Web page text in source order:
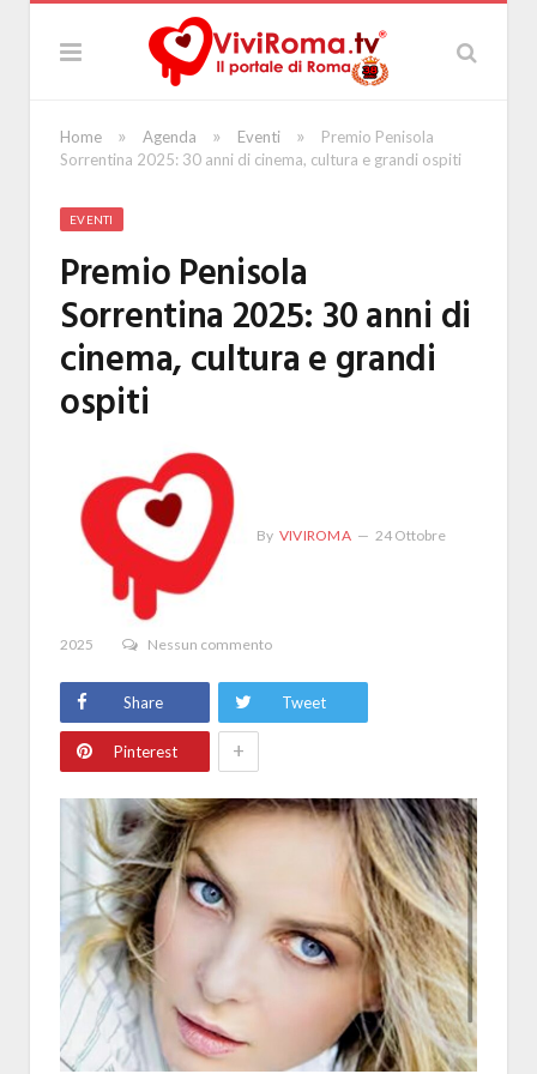
Home » Agenda » Eventi »
Premio Penisola
Sorrentina 2025: 30 anni di cinema, cultura e grandi ospiti
EVENTI
Premio Penisola
Sorrentina 2025: 30 anni di
cinema, cultura e grandi
ospiti
By VIVIROMA 24 Ottobre
2025 Nessun commento
Share Tweet
Pinterest +